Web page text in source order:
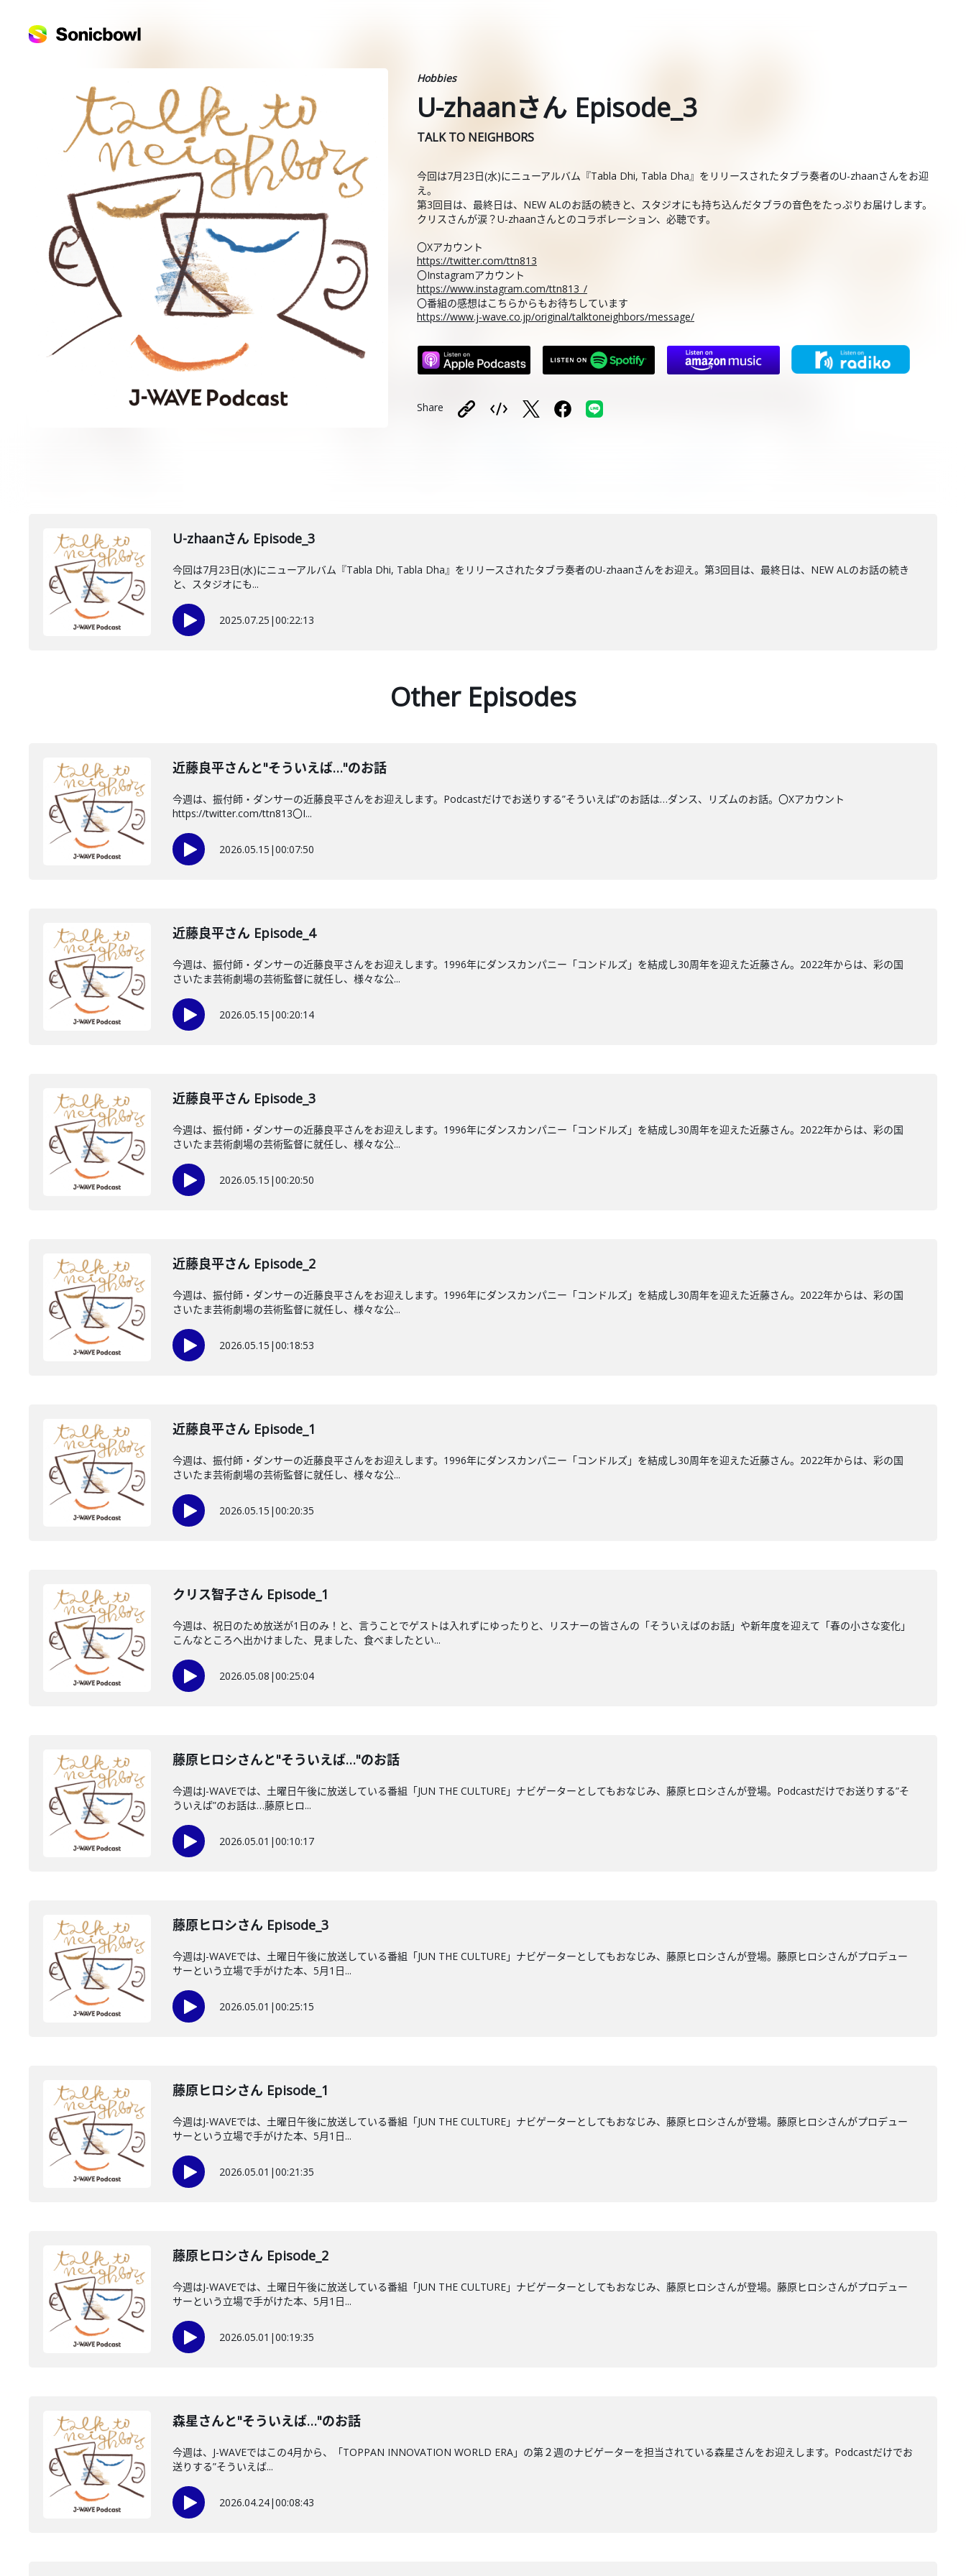
Hobbies
U-zhaanさん Episode_3
TALK TO NEIGHBORS
今回は7月23日(水)にニューアルバム『Tabla Dhi, Tabla Dha』をリリースされたタブラ奏者のU-zhaanさんをお迎
え。
第3回目は、最終日は、NEW ALのお話の続きと、スタジオにも持ち込んだタブラの音色をたっぷりお届けします。
クリスさんが涙？U-zhaanさんとのコラボレーション、必聴です。
〇Xアカウント
https://twitter.com/ttn813
〇Instagramアカウント
https://www.instagram.com/ttn813_/
〇番組の感想はこちらからもお待ちしています
https://www.j-wave.co.jp/original/talktoneighbors/message/
Share
U-zhaanさん Episode_3
今回は7月23日(水)にニューアルバム『Tabla Dhi, Tabla Dha』をリリースされたタブラ奏者のU-zhaanさんをお迎え。第3回目は、最終日は、NEW ALのお話の続き
と、スタジオにも...
2025.07.25 |00:22:13
Other Episodes
近藤良平さんと"そういえば…"のお話
今週は、振付師・ダンサーの近藤良平さんをお迎えします。Podcastだけでお送りする”そういえば”のお話は…ダンス、リズムのお話。〇Xアカウント
https://twitter.com/ttn813〇I...
2026.05.15 |00:07:50
近藤良平さん Episode_4
今週は、振付師・ダンサーの近藤良平さんをお迎えします。1996年にダンスカンパニー「コンドルズ」を結成し30周年を迎えた近藤さん。2022年からは、彩の国
さいたま芸術劇場の芸術監督に就任し、様々な公...
2026.05.15 |00:20:14
近藤良平さん Episode_3
今週は、振付師・ダンサーの近藤良平さんをお迎えします。1996年にダンスカンパニー「コンドルズ」を結成し30周年を迎えた近藤さん。2022年からは、彩の国
さいたま芸術劇場の芸術監督に就任し、様々な公...
2026.05.15 |00:20:50
近藤良平さん Episode_2
今週は、振付師・ダンサーの近藤良平さんをお迎えします。1996年にダンスカンパニー「コンドルズ」を結成し30周年を迎えた近藤さん。2022年からは、彩の国
さいたま芸術劇場の芸術監督に就任し、様々な公...
2026.05.15 |00:18:53
近藤良平さん Episode_1
今週は、振付師・ダンサーの近藤良平さんをお迎えします。1996年にダンスカンパニー「コンドルズ」を結成し30周年を迎えた近藤さん。2022年からは、彩の国
さいたま芸術劇場の芸術監督に就任し、様々な公...
2026.05.15 |00:20:35
クリス智子さん Episode_1
今週は、祝日のため放送が1日のみ！と、言うことでゲストは入れずにゆったりと、リスナーの皆さんの「そういえばのお話」や新年度を迎えて「春の小さな変化」
こんなところへ出かけました、見ました、食べましたとい...
2026.05.08 |00:25:04
藤原ヒロシさんと"そういえば…"のお話
今週はJ-WAVEでは、土曜日午後に放送している番組「JUN THE CULTURE」ナビゲーターとしてもおなじみ、藤原ヒロシさんが登場。Podcastだけでお送りする”そ
ういえば”のお話は…藤原ヒロ...
2026.05.01 |00:10:17
藤原ヒロシさん Episode_3
今週はJ-WAVEでは、土曜日午後に放送している番組「JUN THE CULTURE」ナビゲーターとしてもおなじみ、藤原ヒロシさんが登場。藤原ヒロシさんがプロデュー
サーという立場で手がけた本、5月1日...
2026.05.01 |00:25:15
藤原ヒロシさん Episode_1
今週はJ-WAVEでは、土曜日午後に放送している番組「JUN THE CULTURE」ナビゲーターとしてもおなじみ、藤原ヒロシさんが登場。藤原ヒロシさんがプロデュー
サーという立場で手がけた本、5月1日...
2026.05.01 |00:21:35
藤原ヒロシさん Episode_2
今週はJ-WAVEでは、土曜日午後に放送している番組「JUN THE CULTURE」ナビゲーターとしてもおなじみ、藤原ヒロシさんが登場。藤原ヒロシさんがプロデュー
サーという立場で手がけた本、5月1日...
2026.05.01 |00:19:35
森星さんと"そういえば…"のお話
今週は、J-WAVEではこの4月から、「TOPPAN INNOVATION WORLD ERA」の第２週のナビゲーターを担当されている森星さんをお迎えします。Podcastだけでお
送りする”そういえば...
2026.04.24|00:08:43